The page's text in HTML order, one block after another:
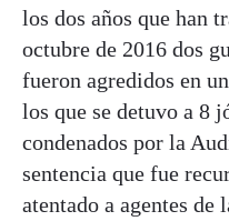
los dos años que han
octubre de 2016 dos
fueron agredidos en
los que se detuvo a 8
condenados por la
sentencia que fue
atentado a agentes de